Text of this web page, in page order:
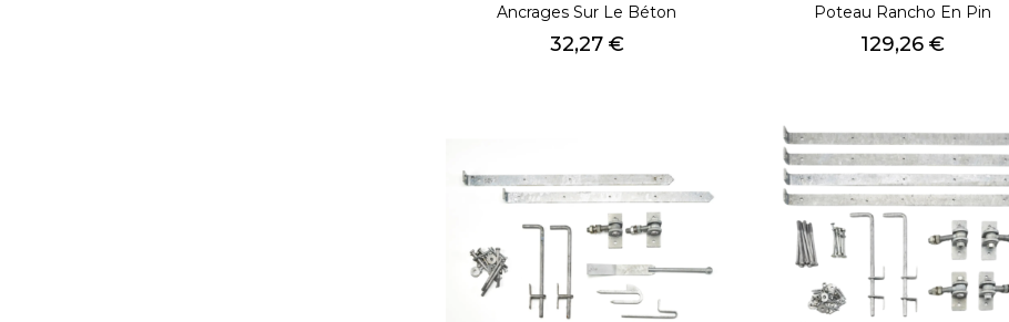
Ancrages Sur Le Béton
Prix
32,27 €
Poteau Rancho En Pin
Prix
129,26 €